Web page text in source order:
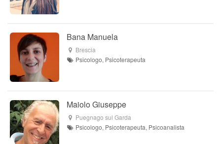
Bana Manuela
Brescia
Psicologo, Psicoterapeuta
Maiolo Giuseppe
Puegnago sul Garda
Psicologo, Psicoterapeuta, Psicoanalista